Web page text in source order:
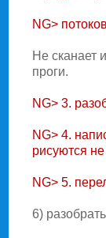
NG>
Hе сканает
проги.
NG> 3.
NG> 4.
рисуются
NG> 5.
6)